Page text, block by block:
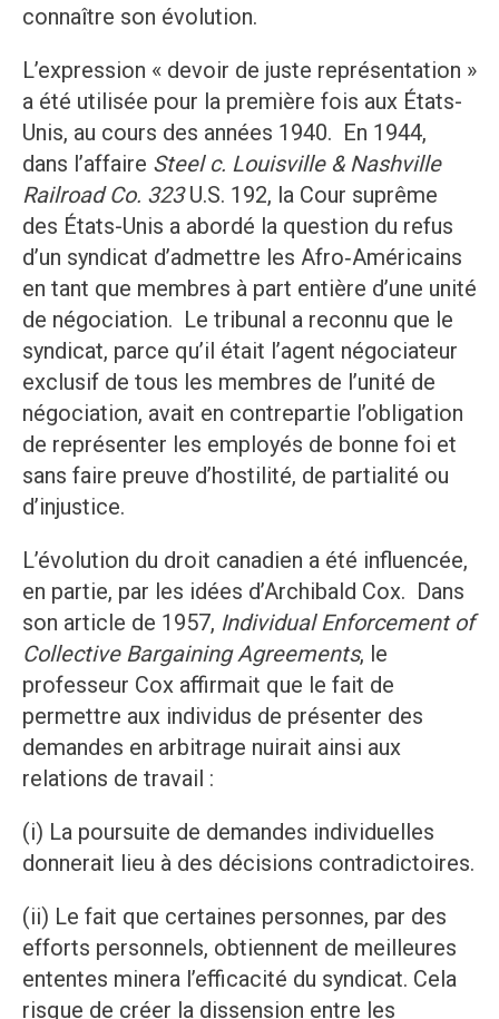
connaître son évolution.
L’expression « devoir de juste représentation »
a été utilisée pour la première fois aux États-
Unis, au cours des années 1940. En 1944,
dans l’affaire Steel c. Louisville & Nashville
Railroad Co. 323U.S. 192, la Cour suprême
des États-Unis a abordé la question du refus
d’un syndicat d’admettre les Afro‑Américains
en tant que membres à part entière d’une unité
de négociation. Le tribunal a reconnu que le
syndicat, parce qu’il était l’agent négociateur
exclusif de tous les membres de l’unité de
négociation, avait en contrepartie l’obligation
de représenter les employés de bonne foi et
sans faire preuve d’hostilité, de partialité ou
d’injustice.
L’évolution du droit canadien a été influencée,
en partie, par les idées d’Archibald Cox. Dans
son article de 1957, Individual Enforcement of
Collective Bargaining Agreements, le
professeur Cox affirmait que le fait de
permettre aux individus de présenter des
demandes en arbitrage nuirait ainsi aux
relations de travail :
(i) La poursuite de demandes individuelles
donnerait lieu à des décisions contradictoires.
(ii) Le fait que certaines personnes, par des
efforts personnels, obtiennent de meilleures
ententes minera l’efficacité du syndicat. Cela
risque de créer la dissension entre les